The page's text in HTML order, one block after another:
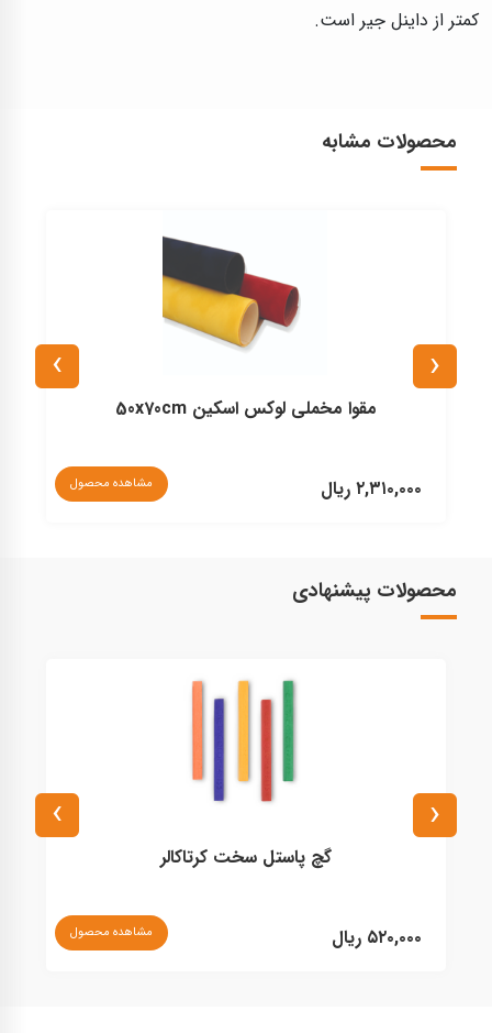
کمتر از داینل جیر است.
محصولات مشابه
مقوا مخملی لوکس اسکین 50x70cm
۲,۳۱۰,۰۰۰ ریال مشاهده محصول
‹
›
محصولات پیشنهادی
گچ پاستل سخت کرتاکالر
۵۲۰,۰۰۰ ریال مشاهده محصول
‹
›